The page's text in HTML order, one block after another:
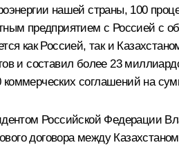
нашей страны, 100
предприятием с Россией с
как Россией, так и
и составил более 23
соглашений на
Российской
договора между